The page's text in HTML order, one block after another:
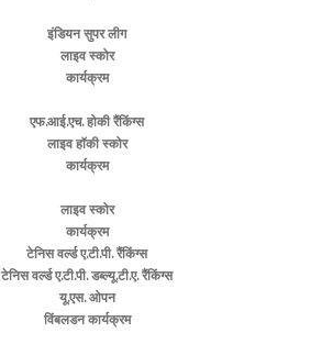
इंडियन सुपर लीग
लाइव स्कोर
कार्यक्रम
एफ.आई.एच. होकी रैंकिंग्स
लाइव हॉकी स्कोर
कार्यक्रम
लाइव स्कोर
कार्यक्रम
टेनिस वर्ल्ड ए.टी.पी. रैंकिंग्स
टेनिस वर्ल्ड ए.टी.पी. डब्ल्यू.टी.ए. रैंकिंग्स
यू.एस. ओपन
विंबलडन कार्यक्रम